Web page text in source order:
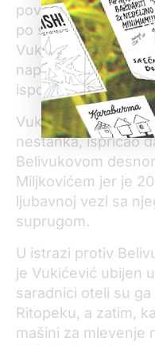
povezan sa
po svemu sudeći,
Vukićević je
napada bombom
ispod njegovog
Vukićevićev otac je,
nestanka, ispričao
Belivukovom
Miljkovićem jer je
ljubavnoj vezi sa
suprugom.
U istrazi protiv
je Vukićević ubijen
saradnici oteli su
Ritopeku, a zatim,
mašini za mlevenje